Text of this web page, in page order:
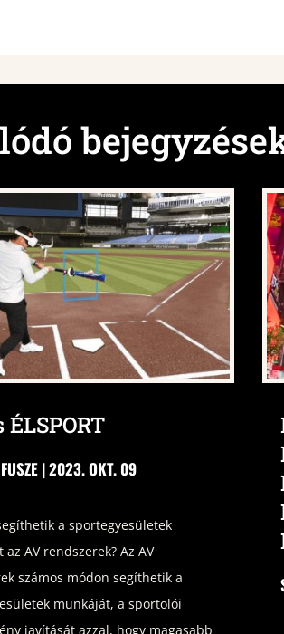
ÉLSPORT
FUSZE|2023. OKT. 09
a sportegyesületek
AV rendszerek? Az AV
számos módon segíthetik a
munkáját, a sportolói
javítását azzal, hogy magasabb